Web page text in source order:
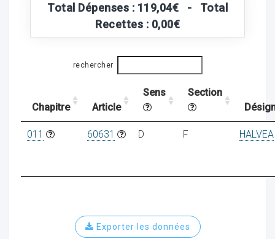
Total Dépenses : 119,04€ - Total
Recettes : 0,00€
rechercher
Chapitre Article
Sens
Section
011 60631 D F HALVEA
Exporter les données